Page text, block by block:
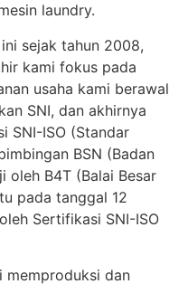
laundry.
sejak tahun 2008,
kami fokus pada
usaha kami berawal
SNI, dan akhirnya
SNI-ISO (Standar
BSN (Badan
oleh B4T (Balai Besar
pada tanggal 12
Sertifikasi SNI-ISO
memproduksi dan